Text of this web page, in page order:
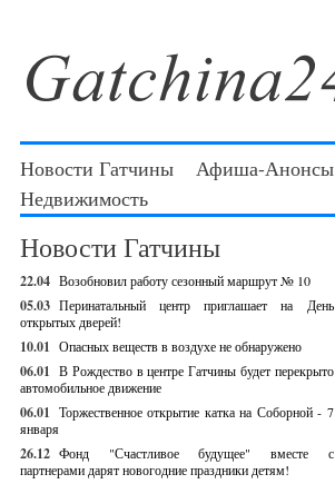
Новости Гатчины Афиша-Анонсы
Недвижимость
Новости Гатчины
22.04 Возобновил работу сезонный маршрут № 10
05.03 Перинатальный центр приглашает на День
открытых дверей!
10.01 Опасных веществ в воздухе не обнаружено
06.01 В Рождество в центре Гатчины будет перекрыто
автомобильное движение
06.01 Торжественное открытие катка на Соборной - 7
января
26.12 Фонд "Счастливое будущее" вместе с
партнерами дарят новогодние праздники детям!